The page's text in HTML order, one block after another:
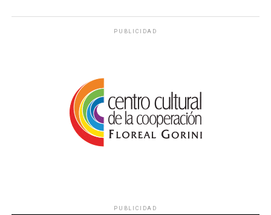
PUBLICIDAD
PUBLICIDAD